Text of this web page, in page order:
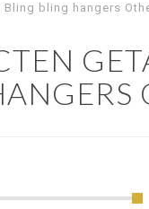
Bling bling hangers